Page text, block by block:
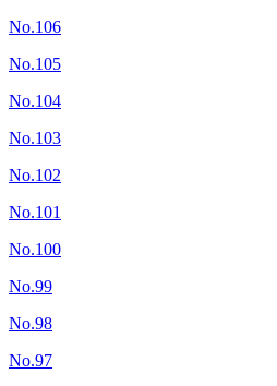
No.106
No.105
No.104
No.103
No.102
No.101
No.100
No.99
No.98
No.97